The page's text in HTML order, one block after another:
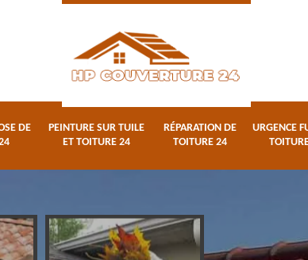
DE
PEINTURE SUR TUILE
ET TOITURE 24
RÉPARATION DE
TOITURE 24
URGENCE